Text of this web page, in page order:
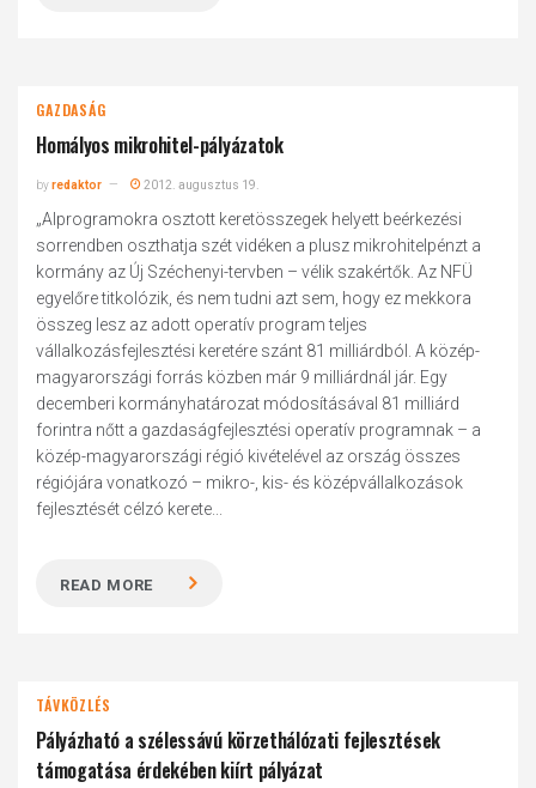
GAZDASÁG
Homályos mikrohitel-pályázatok
byredaktor 2012. augusztus 19.
„Alprogramokra osztott keretösszegek helyett beérkezési
sorrendben oszthatja szét vidéken a plusz mikrohitelpénzt a
kormány az Új Széchenyi-tervben – vélik szakértők. Az NFÜ
egyelőre titkolózik, és nem tudni azt sem, hogy ez mekkora
összeg lesz az adott operatív program teljes
vállalkozásfejlesztési keretére szánt 81 milliárdból. A közép-
magyarországi forrás közben már 9 milliárdnál jár. Egy
decemberi kormányhatározat módosításával 81 milliárd
forintra nőtt a gazdaságfejlesztési operatív programnak – a
közép-magyarországi régió kivételével az ország összes
régiójára vonatkozó – mikro-, kis- és középvállalkozások
fejlesztését célzó kerete...
READ MORE
TÁVKÖZLÉS
Pályázható a szélessávú körzethálózati fejlesztések
támogatása érdekében kiírt pályázat